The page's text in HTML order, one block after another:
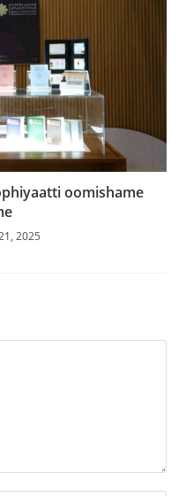
oomishame
2025